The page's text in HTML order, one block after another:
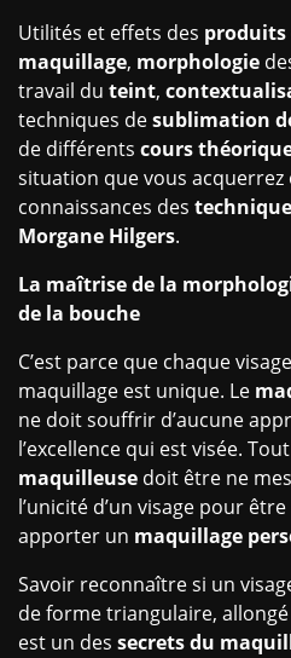
Utilités et effets des produits
maquillage, morphologie
travail du teint,
techniques desublimation
de différents cours
situation que vous
connaissances des
Morgane Hilgers.
La maîtrise de la
de la bouche
C’est parce que chaque
maquillage est unique. Le
ne doit souffrir d’aucune
l’excellence qui est visée. Tout
maquilleuse doit être ne
l’unicité d’un visage pour
apporter un maquillage
Savoir reconnaître si un
de forme triangulaire,
est un des secrets du